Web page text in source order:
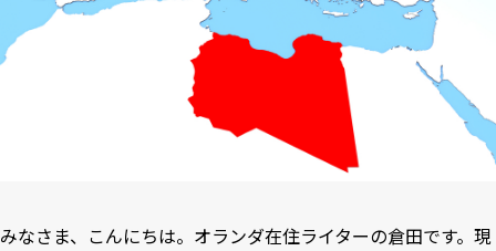
みなさま、こんにちは。オランダ在住ライターの倉田です。現